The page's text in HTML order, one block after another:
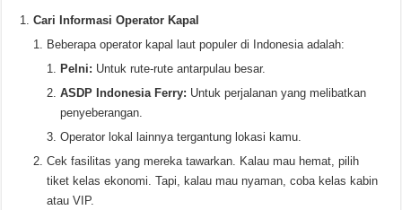
Cari Informasi Operator Kapal
Beberapa operator kapal laut populer di Indonesia adalah:
Pelni: Untuk rute-rute antarpulau besar.
ASDP Indonesia Ferry: Untuk perjalanan yang melibatkan
penyeberangan.
Operator lokal lainnya tergantung lokasi kamu.
Cek fasilitas yang mereka tawarkan. Kalau mau hemat, pilih
tiket kelas ekonomi. Tapi, kalau mau nyaman, coba kelas kabin
atau VIP.